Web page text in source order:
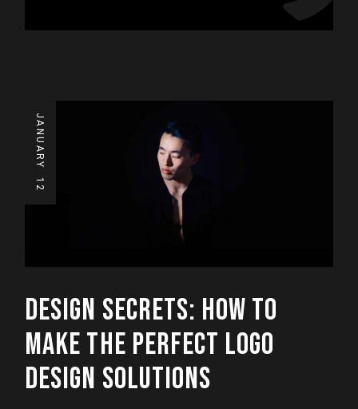
JANUARY
12
DESIGN SECRETS: HOW TO
MAKE THE PERFECT LOGO
DESIGN SOLUTIONS